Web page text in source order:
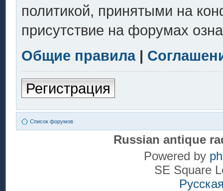
политикой, принятыми на
присутствие на форумах
Общие правила|
Регистрация
Список форумов
Russian antique
Powered by
SE Square